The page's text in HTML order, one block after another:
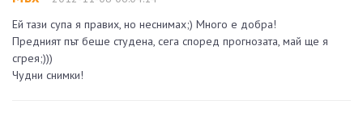
Ей тази супа я правих, но неснимах;) Много е добра!
Предният път беше студена, сега според прогнозата, май ще я
сгрея;)))
Чудни снимки!